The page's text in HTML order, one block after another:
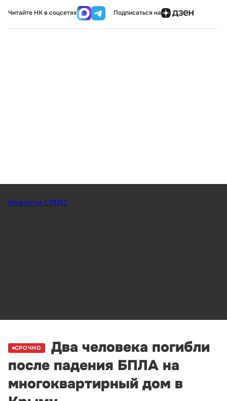
Читайте НК в соцсетях Подписаться на
Новости СМИ2
СРОЧНО
Два человека погибли
после падения БПЛА на
многоквартирный дом в